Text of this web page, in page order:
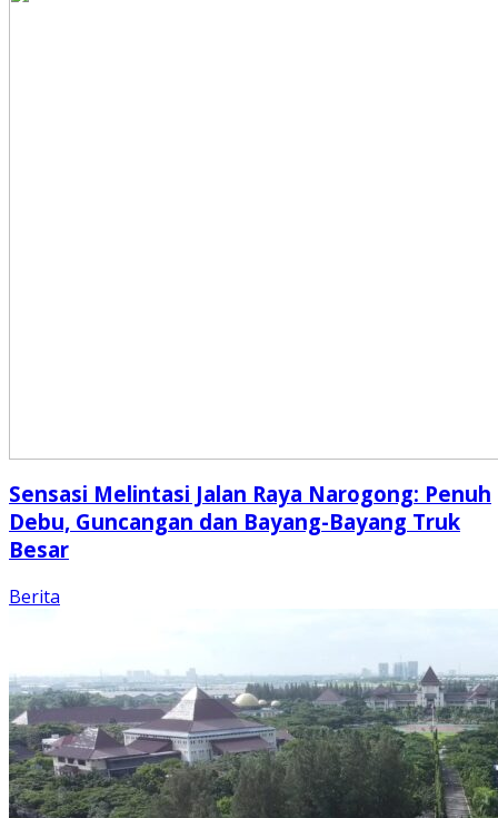
Sensasi Melintasi Jalan Raya Narogong: Penuh
Debu, Guncangan dan Bayang-Bayang Truk
Besar
Berita